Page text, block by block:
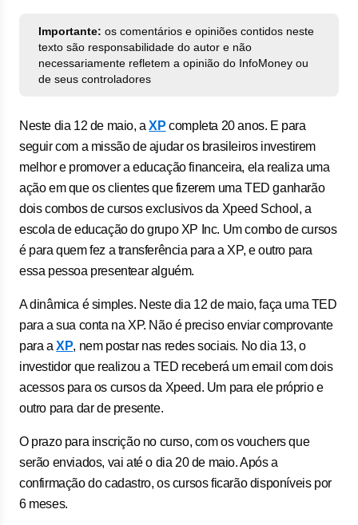
Importante: os comentários e opiniões contidos neste
texto são responsabilidade do autor e não
necessariamente refletem a opinião do InfoMoney ou
de seus controladores
Neste dia 12 de maio, aXP completa 20 anos. E para
seguir com a missão de ajudar os brasileiros investirem
melhor e promover a educação financeira, ela realiza uma
ação em que os clientes que fizerem uma TED ganharão
dois combos de cursos exclusivos da Xpeed School, a
escola de educação do grupo XP Inc. Um combo de cursos
é para quem fez a transferência para a XP, e outro para
essa pessoa presentear alguém.
A dinâmica é simples. Neste dia 12 de maio, faça uma TED
para a sua conta na XP. Não é preciso enviar comprovante
para aXP, nem postar nas redes sociais. No dia 13, o
investidor que realizou a TED receberá um email com dois
acessos para os cursos da Xpeed. Um para ele próprio e
outro para dar de presente.
O prazo para inscrição no curso, com os vouchers que
serão enviados, vai até o dia 20 de maio. Após a
confirmação do cadastro, os cursos ficarão disponíveis por
6 meses.